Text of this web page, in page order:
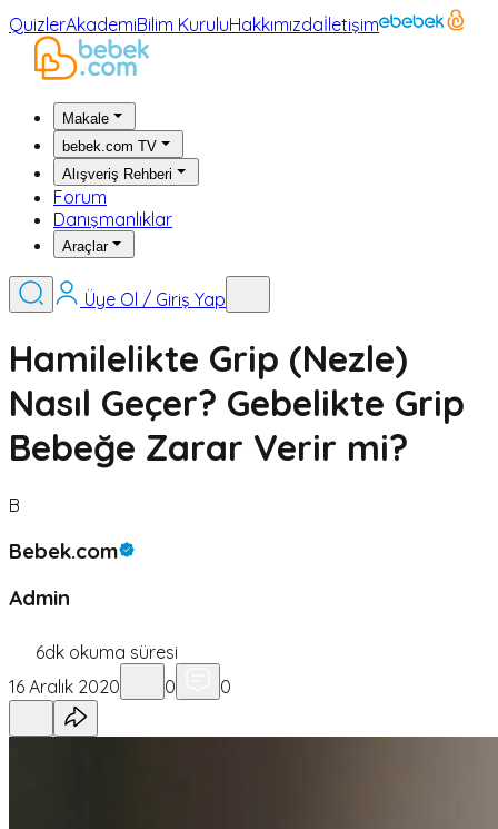
QuizlerAkademiBilim KuruluHakkımızdaİletişim
Makale
bebek.com TV
Alışveriş Rehberi
Forum
Danışmanlıklar
Araçlar
Üye Ol / Giriş Yap
Hamilelikte Grip (Nezle)
Nasıl Geçer? Gebelikte Grip
Bebeğe Zarar Verir mi?
B
Bebek.com
Admin
6dk okuma süresi
16 Aralık 2020
0 0